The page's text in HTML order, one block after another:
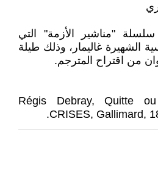
"مناشير الأزمة" التي
الشهيرة غاليمار، وذلك طيلة
من اقتراح المترجم.
Régis Debray, Quitte
CRISES, Gallimard,